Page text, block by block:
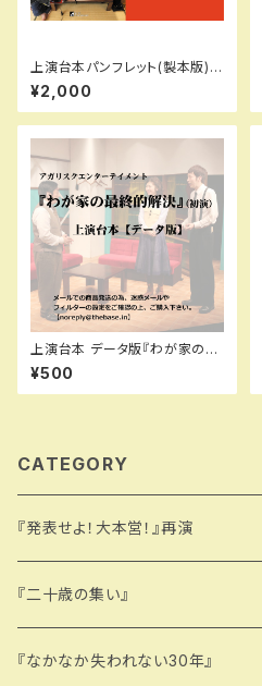
上演台本パンフレット(製本版)2
8th『かげきはたちのいるとこ
ろ』（舞台版のみ）
¥2,000
上演台本 データ版『わが家の最
終的解決』(初演)
¥500
CATEGORY
『発表せよ！大本営！』再演
『二十歳の集い』
『なかなか失われない30年』